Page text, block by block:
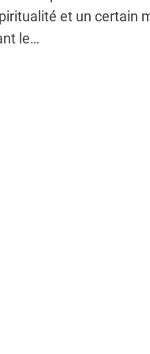
et un certain
le…